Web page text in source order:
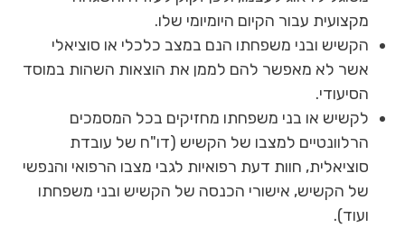
מקצועית עבור הקיום היומיומי שלו.
הקשיש ובני משפחתו הנם במצב כלכלי או סוציאלי
אשר לא מאפשר להם לממן את הוצאות השהות במוסד
הסיעודי.
לקשיש או בני משפחתו מחזיקים בכל המסמכים
הרלוונטיים למצבו של הקשיש (דו"ח של עובדת
סוציאלית, חוות דעת רפואיות לגבי מצבו הרפואי והנפשי
של הקשיש, אישורי הכנסה של הקשיש ובני משפחתו
ועוד).